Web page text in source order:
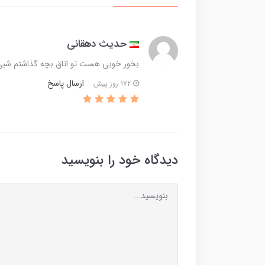
حدیث دهقانی
بخور خوبی هست تو اتاق بچه گذاشتم شبی 5 ساعت روشن میزارم دو هفته پیش خریدم ممنون از
ارسال پاسخ
دیدگاه خود را بنویسید